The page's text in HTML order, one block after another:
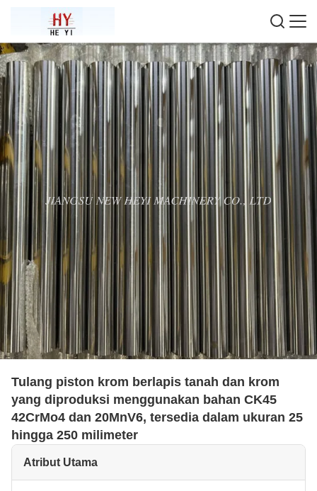
Tulang piston krom berlapis tanah dan krom
yang diproduksi menggunakan bahan CK45
42CrMo4 dan 20MnV6, tersedia dalam ukuran 25
hingga 250 milimeter
Atribut Utama